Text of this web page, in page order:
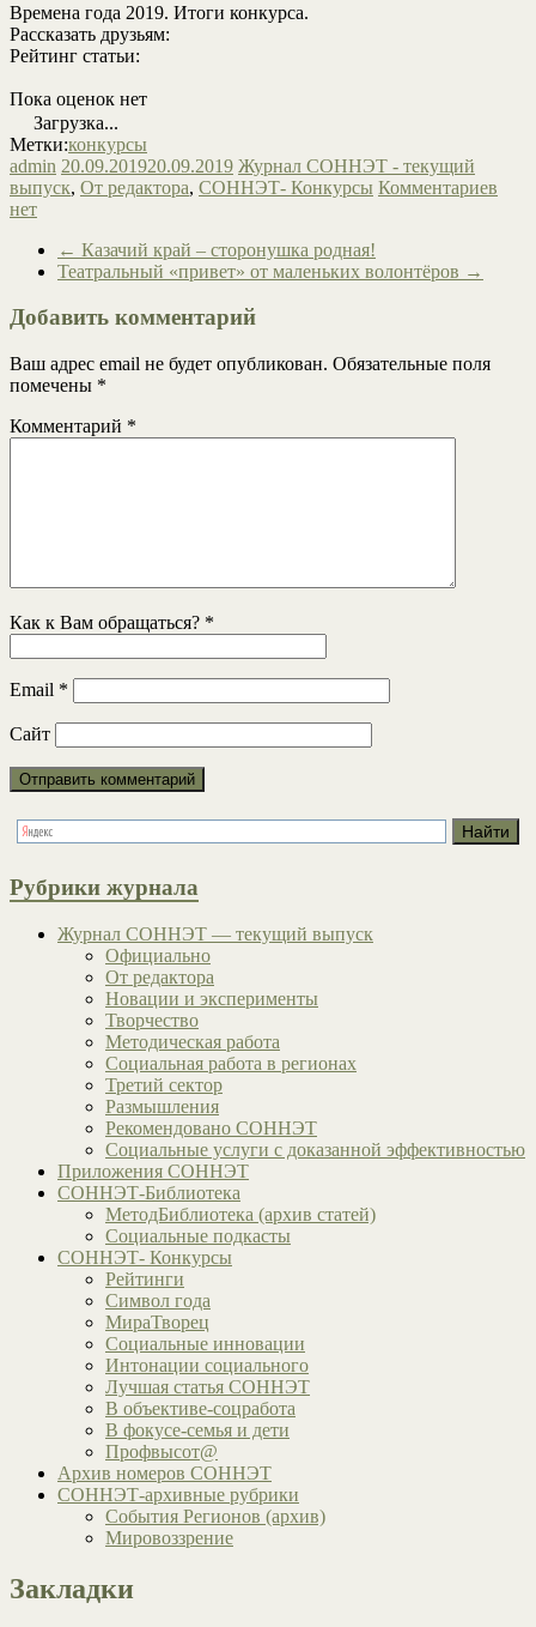
Времена года 2019. Итоги конкурса.
Рассказать друзьям:
Рейтинг статьи:
Пока оценок нет
Загрузка...
Метки:конкурсы
admin 20.09.201920.09.2019 Журнал СОННЭТ - текущий
выпуск, От редактора, СОННЭТ- Конкурсы Комментариев
нет
← Казачий край – сторонушка родная!
Театральный «привет» от маленьких волонтёров →
Добавить комментарий
Ваш адрес email не будет опубликован. Обязательные поля
помечены *
Комментарий *
Как к Вам обращаться? *
Email *
Сайт
Рубрики журнала
Журнал СОННЭТ — текущий выпуск
Официально
От редактора
Новации и эксперименты
Творчество
Методическая работа
Социальная работа в регионах
Третий сектор
Размышления
Рекомендовано СОННЭТ
Социальные услуги с доказанной эффективностью
Приложения СОННЭТ
СОННЭТ-Библиотека
МетодБиблиотека (архив статей)
Социальные подкасты
СОННЭТ- Конкурсы
Рейтинги
Символ года
МираТворец
Социальные инновации
Интонации социального
Лучшая статья СОННЭТ
В объективе-соцработа
В фокусе-семья и дети
Профвысот@
Архив номеров СОННЭТ
СОННЭТ-архивные рубрики
События Регионов (архив)
Мировоззрение
Закладки